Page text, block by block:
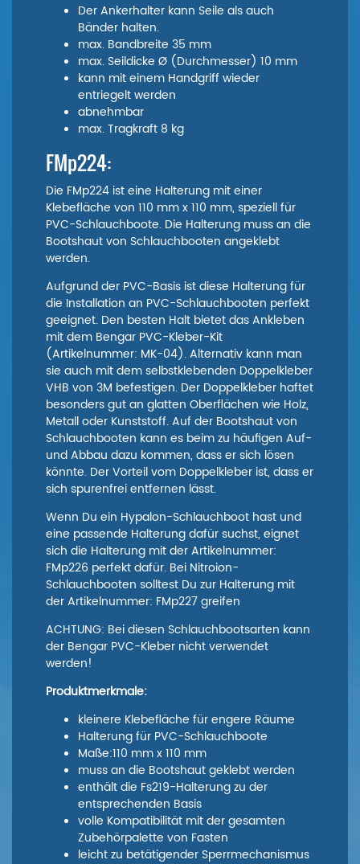
Der Ankerhalter kann Seile als auch
Bänder halten.
max. Bandbreite 35 mm
max. Seildicke Ø (Durchmesser) 10 mm
kann mit einem Handgriff wieder
entriegelt werden
abnehmbar
max. Tragkraft 8 kg
FMp224:
Die FMp224 ist eine Halterung mit einer
Klebefläche von 110 mm x 110 mm, speziell für
PVC-Schlauchboote. Die Halterung muss an die
Bootshaut von Schlauchbooten angeklebt
werden.
Aufgrund der PVC-Basis ist diese Halterung für
die Installation an PVC-Schlauchbooten perfekt
geeignet. Den besten Halt bietet das Ankleben
mit dem Bengar PVC-Kleber-Kit
(Artikelnummer: MK-04). Alternativ kann man
sie auch mit dem selbstklebenden Doppelkleber
VHB von 3M befestigen. Der Doppelkleber haftet
besonders gut an glatten Oberflächen wie Holz,
Metall oder Kunststoff. Auf der Bootshaut von
Schlauchbooten kann es beim zu häufigen Auf-
und Abbau dazu kommen, dass er sich lösen
könnte. Der Vorteil vom Doppelkleber ist, dass er
sich spurenfrei entfernen lässt.
Wenn Du ein Hypalon-Schlauchboot hast und
eine passende Halterung dafür suchst, eignet
sich die Halterung mit der Artikelnummer:
FMp226 perfekt dafür. Bei Nitroion-
Schlauchbooten solltest Du zur Halterung mit
der Artikelnummer: FMp227 greifen
ACHTUNG: Bei diesen Schlauchbootsarten kann
der Bengar PVC-Kleber nicht verwendet
werden!
Produktmerkmale:
kleinere Klebefläche für engere Räume
Halterung für PVC-Schlauchboote
Maße:110 mm x 110 mm
muss an die Bootshaut geklebt werden
enthält die Fs219-Halterung zu der
entsprechenden Basis
volle Kompatibilität mit der gesamten
Zubehörpalette von Fasten
leicht zu betätigender Sperrmechanismus